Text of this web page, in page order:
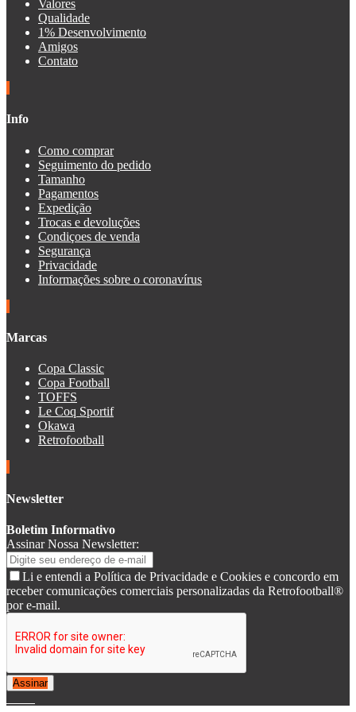
Valores
Qualidade
1% Desenvolvimento
Amigos
Contato
Info
Como comprar
Seguimento do pedido
Tamanho
Pagamentos
Expedição
Trocas e devoluções
Condiçoes de venda
Segurança
Privacidade
Informações sobre o coronavírus
Marcas
Copa Classic
Copa Football
TOFFS
Le Coq Sportif
Okawa
Retrofootball
Newsletter
Boletim Informativo
Assinar Nossa Newsletter:
Li e entendi a Política de Privacidade e Cookies e concordo em
receber comunicações comerciais personalizadas da Retrofootball®
por e-mail.
Assinar